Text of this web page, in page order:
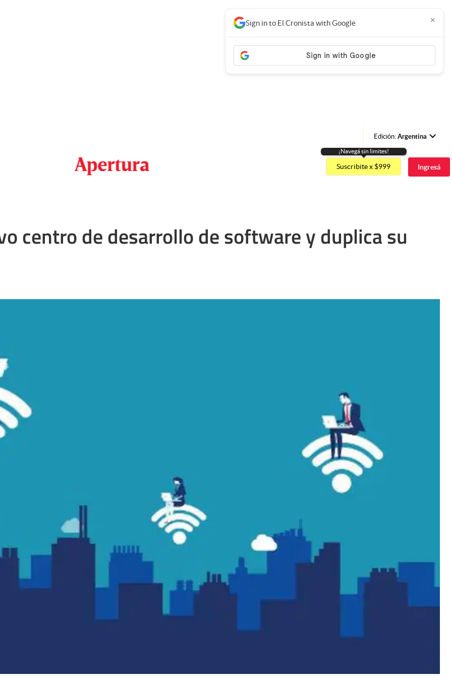
Edición: Argentina
Argentina
España
Uruguay
¡Navegá sin limites!
Suscribite x $999 Ingresá
Sign in to El Cronista with Google ×
centro de desarrollo de software y duplica su